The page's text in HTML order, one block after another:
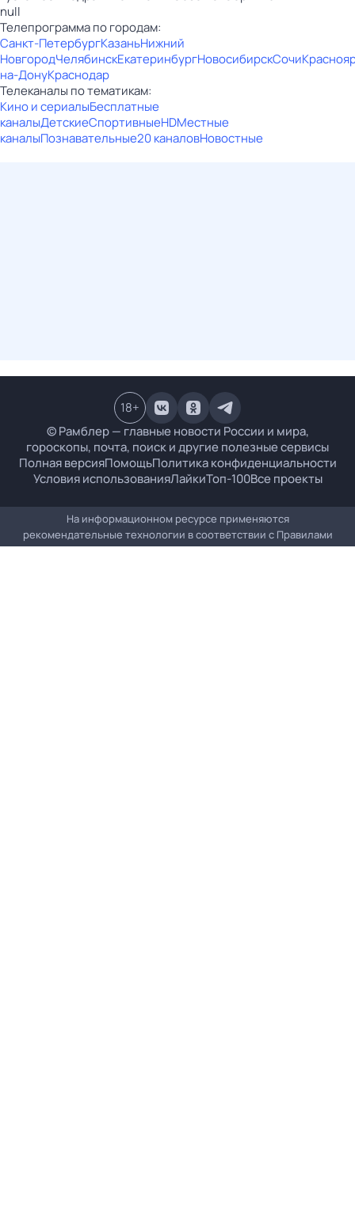
null
Телепрограмма по городам:
Санкт-ПетербургКазаньНижний
НовгородЧелябинскЕкатеринбургНовосибирскСочи
на-ДонуКраснодар
Телеканалы по тематикам:
Кино и сериалыБесплатные
каналыДетскиеСпортивныеHDМестные
каналыПознавательные20 каналовНовостные
© Рамблер — главные новости России и мира,
гороскопы, почта, поиск и другие полезные сервисы
Полная версияПомощьПолитика конфиденциальности
Условия использованияЛайкиТоп-100Все проекты
18+
На информационном ресурсе применяются
рекомендательные технологии в соответствии с Правилами